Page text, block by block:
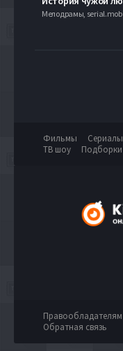
Мелодрамы, serial.mob
Фильмы Сериалы
ТВ шоу
Подборки
Правообладателям
Обратная связь